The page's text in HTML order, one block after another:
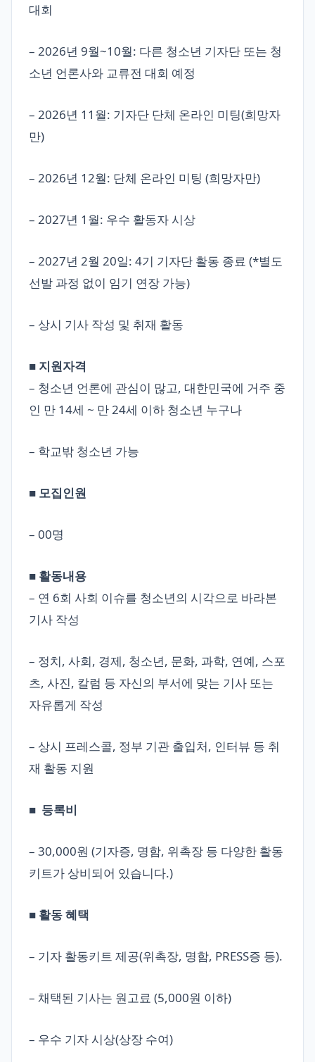
대회
– 2026년 9월~10월: 다른 청소년 기자단 또는 청
소년 언론사와 교류전 대회 예정
– 2026년 11월: 기자단 단체 온라인 미팅(희망자
만)
– 2026년 12월: 단체 온라인 미팅 (희망자만)
– 2027년 1월: 우수 활동자 시상
– 2027년 2월 20일: 4기 기자단 활동 종료 (*별도
선발 과정 없이 임기 연장 가능)
– 상시 기사 작성 및 취재 활동
■ 지원자격
– 청소년 언론에 관심이 많고, 대한민국에 거주 중
인 만 14세 ~ 만 24세 이하 청소년 누구나
– 학교밖 청소년 가능
■ 모집인원
– 00명
■ 활동내용
– 연 6회 사회 이슈를 청소년의 시각으로 바라본
기사 작성
– 정치, 사회, 경제, 청소년, 문화, 과학, 연예, 스포
츠, 사진, 칼럼 등 자신의 부서에 맞는 기사 또는
자유롭게 작성
– 상시 프레스콜, 정부 기관 출입처, 인터뷰 등 취
재 활동 지원
■ 등록비
– 30,000원 (기자증, 명함, 위촉장 등 다양한 활동
키트가 상비되어 있습니다.)
■ 활동 혜택
– 기자 활동키트 제공(위촉장, 명함, PRESS증 등).
– 채택된 기사는 원고료 (5,000원 이하)
– 우수 기자 시상(상장 수여)